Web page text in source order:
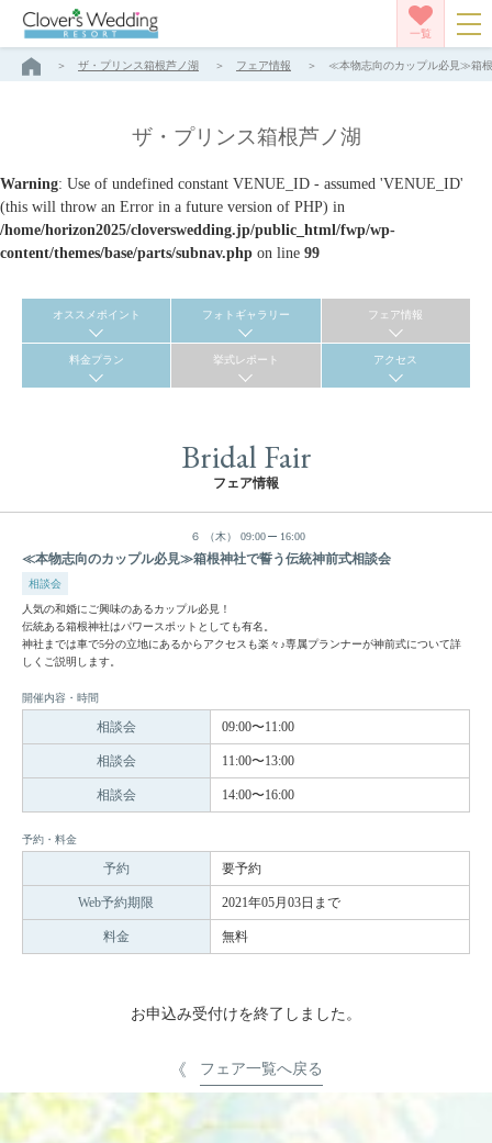
一覧
ザ・プリンス箱根芦ノ湖 フェア情報 ≪本物志向のカップル必見≫箱根
ザ・プリンス箱根芦ノ湖
Warning: Use of undefined constant VENUE_ID - assumed 'VENUE_ID'
(this will throw an Error in a future version of PHP) in
/home/horizon2025/cloverswedding.jp/public_html/fwp/wp-
content/themes/base/parts/subnav.php on line 99
オススメポイント フォトギャラリー フェア情報
料金プラン 挙式レポート アクセス
Bridal Fair
フェア情報
６ （木） 09:00 16:00
≪本物志向のカップル必見≫箱根神社で誓う伝統神前式相談会
相談会
人気の和婚にご興味のあるカップル必見！
伝統ある箱根神社はパワースポットとしても有名。
神社までは車で5分の立地にあるからアクセスも楽々♪専属プランナーが神前式について詳
しくご説明します。
開催内容・時間
相談会 09:00〜11:00
相談会 11:00〜13:00
相談会 14:00〜16:00
予約・料金
予約 要予約
Web予約期限 2021年05月03日まで
料金 無料
お申込み受付けを終了しました。
フェア一覧へ戻る